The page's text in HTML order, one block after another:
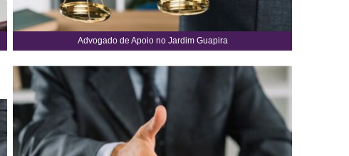
Advogado de Apoio no Jardim Guapira